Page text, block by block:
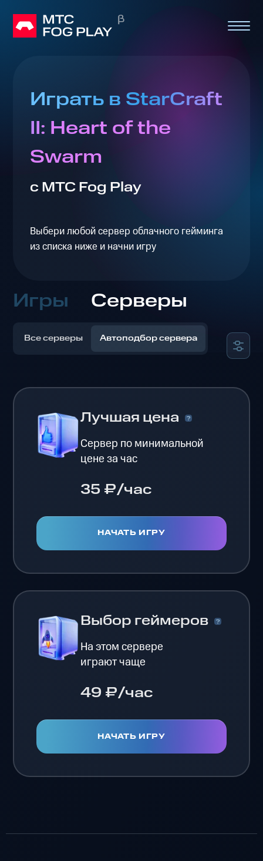
Играть в StarCraft
II: Heart of the
Swarm
с МТС Fog Play
Выбери любой сервер облачного гейминга
из списка ниже и начни игру
Игры Серверы
Все серверы Автоподбор сервера
Лучшая цена
Сервер по минимальной
цене за час
35 ₽/час
НАЧАТЬ ИГРУ
Выбор геймеров
На этом сервере
играют чаще
49 ₽/час
НАЧАТЬ ИГРУ